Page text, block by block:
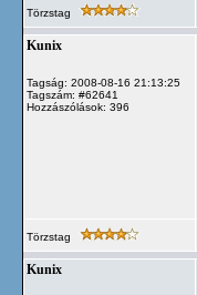
Törzstag
Kunix
Tagság: 2008-08-16 21:13:25
Tagszám: #62641
Hozzászólások: 396
Törzstag
Kunix